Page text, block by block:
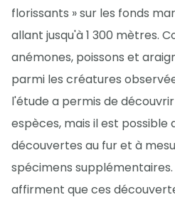
florissants » sur les fonds
allant jusqu'à 1 300 mètres.
anémones, poissons et
parmi les créatures
l'étude a permis de
espèces, mais il est possible
découvertes au fur et à
spécimens
affirment que ces